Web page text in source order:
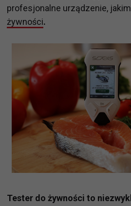
profesjonalne urządzenie,
żywności.
Tester do żywności to